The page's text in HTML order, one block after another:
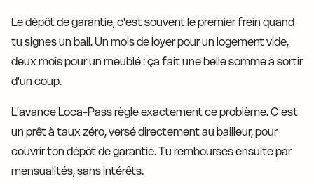
Le dépôt de garantie, c'est souvent le premier frein quand
tu signes un bail. Un mois de loyer pour un logement vide,
deux mois pour un meublé : ça fait une belle somme à sortir
d'un coup.
L'avance Loca-Pass règle exactement ce problème. C'est
un prêt à taux zéro, versé directement au bailleur, pour
couvrir ton dépôt de garantie. Tu rembourses ensuite par
mensualités, sans intérêts.